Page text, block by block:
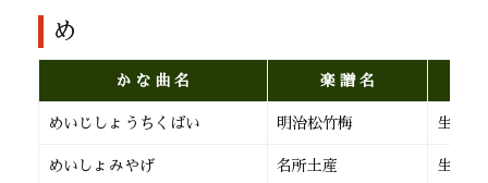
め
か な 曲 名 楽 譜 名
めいじしょうちくばい 明治松竹梅 生田流
めいしょみやげ 名所土産 生田流